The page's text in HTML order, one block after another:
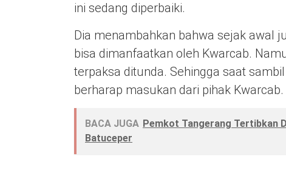
ini sedang diperbaiki.
Dia menambahkan bahwa sejak awal
bisa dimanfaatkan oleh Kwarcab.
terpaksa ditunda. Sehingga saat
berharap masukan dari pihak Kwarcab.
BACA JUGA Pemkot Tangerang Tertibkan
Batuceper